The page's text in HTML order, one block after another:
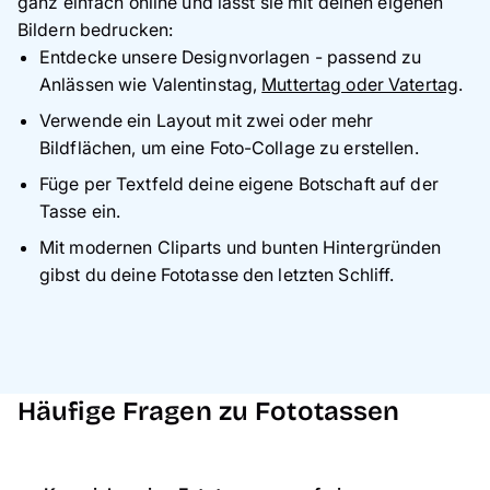
wenn heiße Flüssigkeit in die Tasse eingefüllt wird.
Perfekt für unterwegs: DieTrinkflascheund der
Zwilling-Thermobecher, die dank der Thermoisolierung
Bildern bedrucken:
Entdecke unsere Designvorlagen - passend zu
Anlässen wie Valentinstag, Muttertag oder Vatertag.
Verwende ein Layout mit zwei oder mehr
Bildflächen, um eine Foto-Collage zu erstellen.
Füge per Textfeld deine eigene Botschaft auf der
Tasse ein.
Mit modernen Cliparts und bunten Hintergründen
gibst du deine Fototasse den letzten Schliff.
Häufige Fragen zu Fototassen